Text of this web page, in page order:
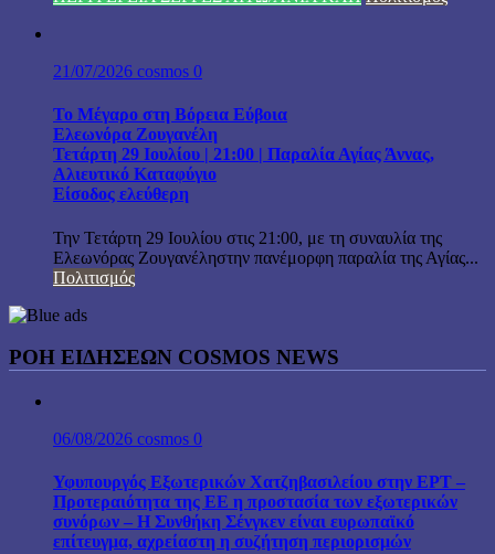
21/07/2026 cosmos 0
Το Μέγαρο στη Βόρεια Εύβοια
Ελεωνόρα Ζουγανέλη
Τετάρτη 29 Ιουλίου | 21:00 | Παραλία Αγίας Άννας,
Αλιευτικό Καταφύγιο
Είσοδος ελεύθερη
Την Τετάρτη 29 Ιουλίου στις 21:00, με τη συναυλία της
Ελεωνόρας Ζουγανέληστην πανέμορφη παραλία της Αγίας...
Πολιτισμός
ΡΟΗ ΕΙΔΗΣΕΩΝ COSMOS NEWS
06/08/2026 cosmos 0
Υφυπουργός Εξωτερικών Χατζηβασιλείου στην ΕΡΤ –
Προτεραιότητα της ΕΕ η προστασία των εξωτερικών
συνόρων – Η Συνθήκη Σένγκεν είναι ευρωπαϊκό
επίτευγμα, αχρείαστη η συζήτηση περιορισμών